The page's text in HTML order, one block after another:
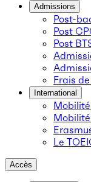
Admissions
Post-
Post
Post
Frais
International
Le
Accès